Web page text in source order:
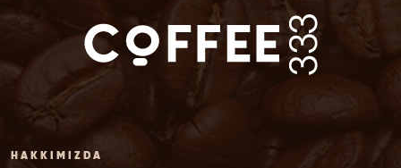
HAKKIMIZDA